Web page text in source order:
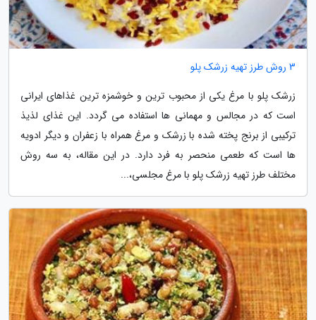
3 روش طرز تهیه زرشک پلو
زرشک پلو با مرغ یکی از محبوب ترین و خوشمزه ترین غذاهای ایرانی
است که در مجالس و مهمانی ها استفاده می گردد. این غذای لذیذ
ترکیبی از برنج پخته شده با زرشک و مرغ همراه با زعفران و دیگر ادویه
ها است که طعمی منحصر به فرد دارد. در این مقاله، به سه روش
مختلف طرز تهیه زرشک پلو با مرغ مجلسی،...